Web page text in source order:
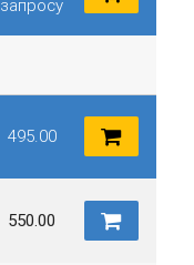
запросу
495.00
550.00